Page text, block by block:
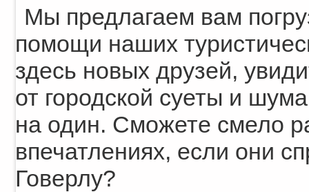
Мы предлагаем вам
помощи наших
здесь новых друзей,
от городской суеты и
на один. Сможете смело
впечатлениях, если они
Говерлу?